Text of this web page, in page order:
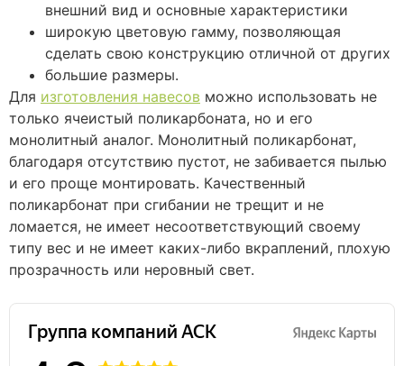
внешний вид и основные характеристики
широкую цветовую гамму, позволяющая
сделать свою конструкцию отличной от других
большие размеры.
Для изготовления навесов можно использовать не
только ячеистый поликарбоната, но и его
монолитный аналог. Монолитный поликарбонат,
благодаря отсутствию пустот, не забивается пылью
и его проще монтировать. Качественный
поликарбонат при сгибании не трещит и не
ломается, не имеет несоответствующий своему
типу вес и не имеет каких-либо вкраплений, плохую
прозрачность или неровный свет.